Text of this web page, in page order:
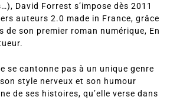
David Forrest s’impose dès 2011
auteurs 2.0 made in France, grâce
de son premier roman numérique, En
se cantonne pas à un unique genre
style nerveux et son humour
de ses histoires, qu’elle verse dans